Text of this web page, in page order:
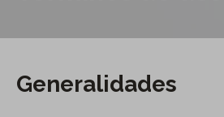
Generalidades